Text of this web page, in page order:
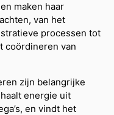
maken haar
van het
processen tot
coördineren van
zijn belangrijke
energie uit
en vindt het